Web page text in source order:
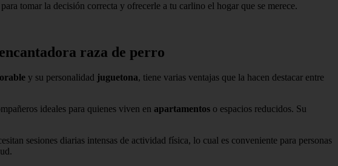
tomar la decisión correcta y ofrecerle a tu carlino el hogar que se merece.
raza de perro
y su personalidad juguetona, tiene varias ventajas que la hacen destacar entre
ideales para quienes viven en apartamentos o espacios reducidos. Su
sesiones diarias intensas de actividad física, lo cual es conveniente para personas